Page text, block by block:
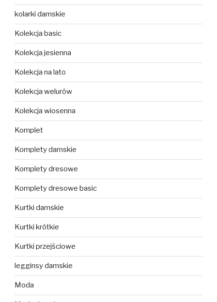
kolarki damskie
Kolekcja basic
Kolekcja jesienna
Kolekcja na lato
Kolekcja welurów
Kolekcja wiosenna
Komplet
Komplety damskie
Komplety dresowe
Komplety dresowe basic
Kurtki damskie
Kurtki krótkie
Kurtki przejściowe
legginsy damskie
Moda